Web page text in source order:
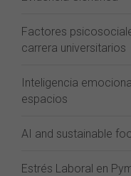
Factores
carrera universitarios
Inteligencia
espacios
AI and sustainable
Estrés Laboral en